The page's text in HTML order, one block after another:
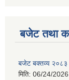
बजेट तथा
बजेट बक्तव्य
मिति: 06/24/